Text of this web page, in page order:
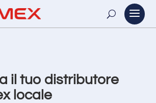
il tuo distributore
locale